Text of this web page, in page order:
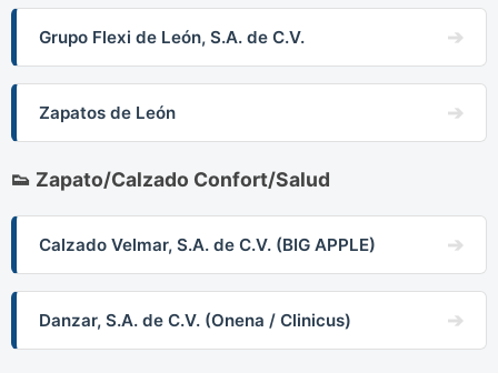
Grupo Flexi de León, S.A. de C.V.
Zapatos de León
👟 Zapato/Calzado Confort/Salud
Calzado Velmar, S.A. de C.V. (BIG APPLE)
Danzar, S.A. de C.V. (Onena / Clinicus)